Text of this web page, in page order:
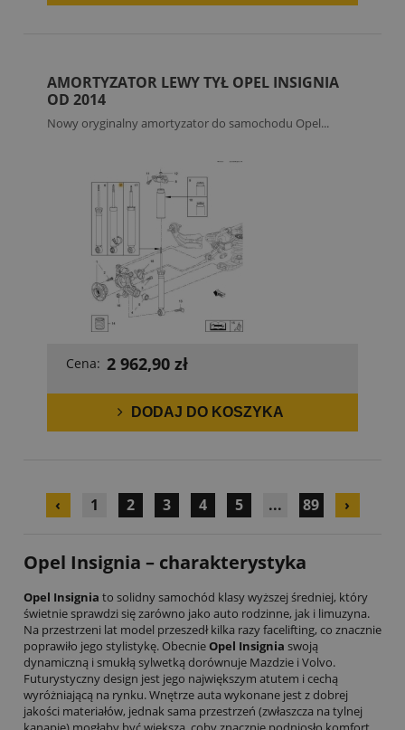
AMORTYZATOR LEWY TYŁ OPEL INSIGNIA
OD 2014
Nowy oryginalny amortyzator do samochodu Opel...
Cena: 2 962,90 zł
DODAJ DO KOSZYKA
‹ 1 2 3 4 5 ... 89 ›
Opel Insignia – charakterystyka
Opel Insignia to solidny samochód klasy wyższej średniej, który
świetnie sprawdzi się zarówno jako auto rodzinne, jak i limuzyna.
Na przestrzeni lat model przeszedł kilka razy facelifting, co znacznie
poprawiło jego stylistykę. ObecnieOpel Insignia swoją
dynamiczną i smukłą sylwetką dorównuje Mazdzie i Volvo.
Futurystyczny design jest jego największym atutem i cechą
wyróżniającą na rynku. Wnętrze auta wykonane jest z dobrej
jakości materiałów, jednak sama przestrzeń (zwłaszcza na tylnej